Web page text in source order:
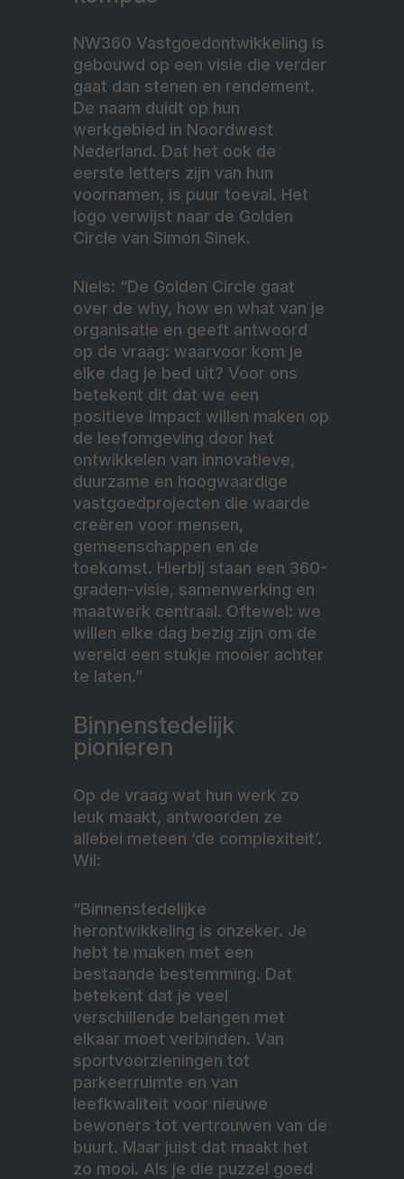
NW360 Vastgoedontwikkeling is
gebouwd op een visie die verder
gaat dan stenen en rendement.
De naam duidt op hun
werkgebied in Noordwest
Nederland. Dat het ook de
eerste letters zijn van hun
voornamen, is puur toeval. Het
logo verwijst naar de Golden
Circle van Simon Sinek.
Niels: “De Golden Circle gaat
over de why, how en what van je
organisatie en geeft antwoord
op de vraag: waarvoor kom je
elke dag je bed uit? Voor ons
betekent dit dat we een
positieve impact willen maken op
de leefomgeving door het
ontwikkelen van innovatieve,
duurzame en hoogwaardige
vastgoedprojecten die waarde
creëren voor mensen,
gemeenschappen en de
toekomst. Hierbij staan een 360-
graden-visie, samenwerking en
maatwerk centraal. Oftewel: we
willen elke dag bezig zijn om de
wereld een stukje mooier achter
te laten.”
Binnenstedelijk
pionieren
Op de vraag wat hun werk zo
leuk maakt, antwoorden ze
allebei meteen ‘de complexiteit’.
Wil:
“Binnenstedelijke
herontwikkeling is onzeker. Je
hebt te maken met een
bestaande bestemming. Dat
betekent dat je veel
verschillende belangen met
elkaar moet verbinden. Van
sportvoorzieningen tot
parkeerruimte en van
leefkwaliteit voor nieuwe
bewoners tot vertrouwen van de
buurt. Maar juist dat maakt het
zo mooi. Als je die puzzel goed